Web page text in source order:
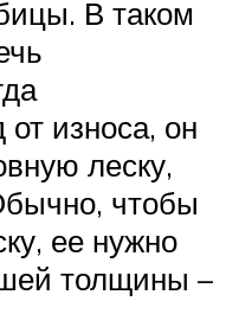
В таком
износа, он
леску,
чтобы
ее нужно
толщины –